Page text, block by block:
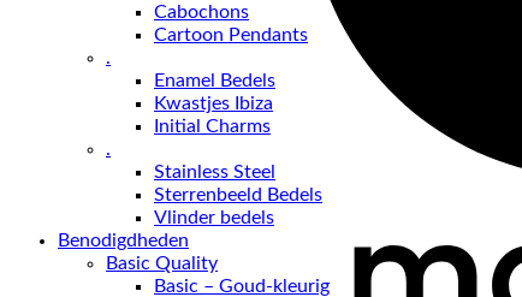
Cabochons
Cartoon Pendants
.
Enamel Bedels
Kwastjes Ibiza
Initial Charms
.
Stainless Steel
Sterrenbeeld Bedels
Vlinder bedels
Benodigdheden
Basic Quality
Basic – Goud-kleurig